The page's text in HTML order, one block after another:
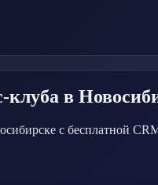
клуба в
с бесплатной